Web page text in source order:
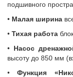
подшивного
• Малая ширина
• Тихая работа
• Насос
высоту до 850 мм
•Функция